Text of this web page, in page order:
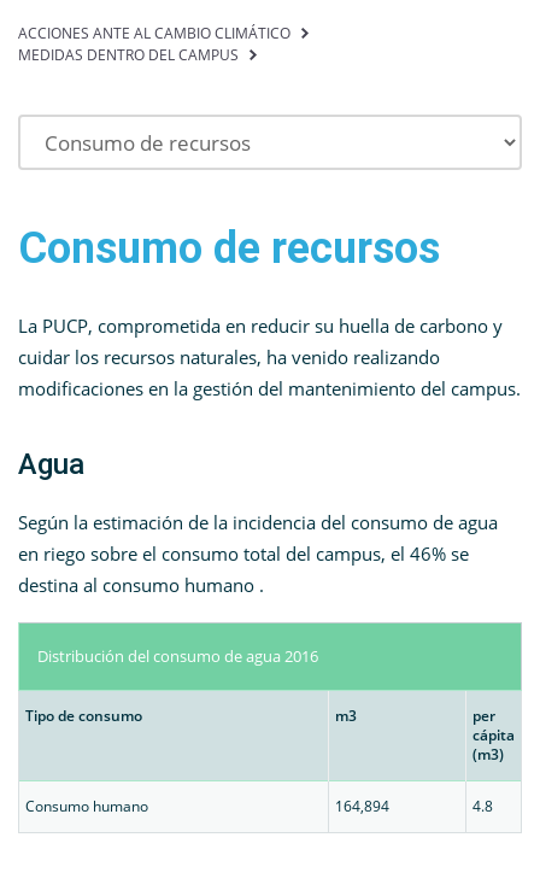
ACCIONES ANTE AL CAMBIO CLIMÁTICO
MEDIDAS DENTRO DEL CAMPUS
Consumo de recursos
La PUCP, comprometida en reducir su huella de carbono y
cuidar los recursos naturales, ha venido realizando
modificaciones en la gestión del mantenimiento del campus.
Agua
Según la estimación de la incidencia del consumo de agua
en riego sobre el consumo total del campus, el 46% se
destina al consumo humano .
Distribución del consumo de agua 2016
Tipo de consumo m3
per
cápita
(m3)
Consumo humano 164,894 4.8